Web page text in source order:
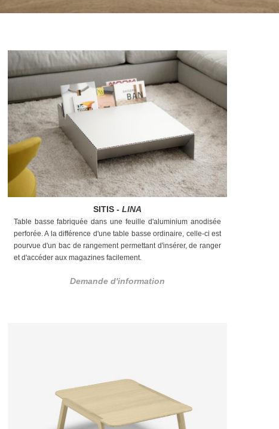
SITIS - LINA
Table basse fabriquée dans une feuille d'aluminium anodisée
perforée. A la différence d'une table basse ordinaire, celle-ci est
pourvue d'un bac de rangement permettant d'insérer, de ranger
et d'accéder aux magazines facilement.
Demande d'information